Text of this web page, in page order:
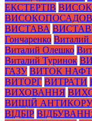
ЕКСТЕРТІВ
ВИСТАВА
Гончаренко Виталий
Виталий Олешко
Виталий Туринок
ГАЗУ ВИТОК
ВИТОРГ ВИТРАТИ
ВИХОВАННЯ
ВИЩІЙ
ВІДБІР